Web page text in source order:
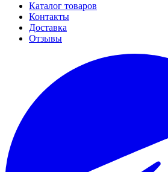
Каталог товаров
Контакты
Доставка
Отзывы